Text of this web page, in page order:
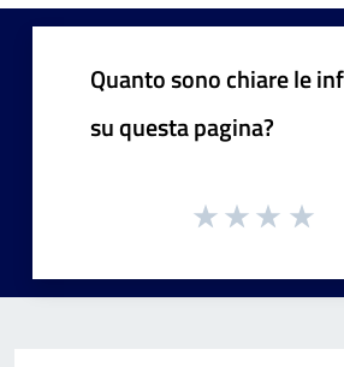
Quanto sono chiare le
su questa pagina?